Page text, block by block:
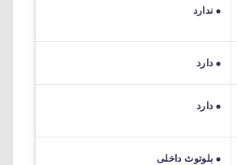
ندارد
دارد
دارد
بلوتوث داخلی